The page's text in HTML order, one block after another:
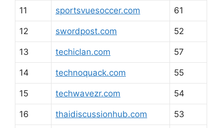
11 sportsvuesoccer.com 61
12 swordpost.com 52
13 techiclan.com 57
14 technoquack.com 55
15 techwavezr.com 54
16 thaidiscussionhub.com 53